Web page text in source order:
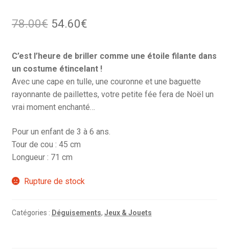
78.00€ Le
initial
était :
78.00€.
54.60€Le
actuel
est :
54.60€.
C’est l’heure de briller comme une étoile filante dans
un costume étincelant !
Avec une cape en tulle, une couronne et une baguette
rayonnante de paillettes, votre petite fée fera de Noël un
vrai moment enchanté…
Pour un enfant de 3 à 6 ans.
Tour de cou : 45 cm
Longueur : 71 cm
Rupture de stock
Catégories : Déguisements, Jeux & Jouets